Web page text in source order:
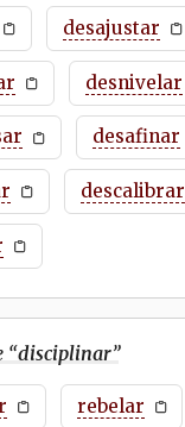
desajustar
desnivelar
desafinar
descalibrar
“disciplinar”
rebelar